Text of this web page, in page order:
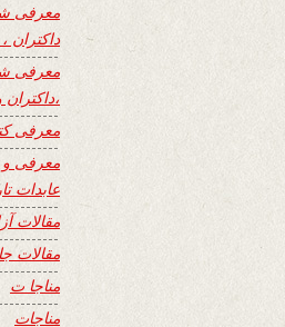
معرفی
داکتران
معرفی
معرفی
معرفی و
عابدات
مقالات
مقالات
مناجا ت
مناجات